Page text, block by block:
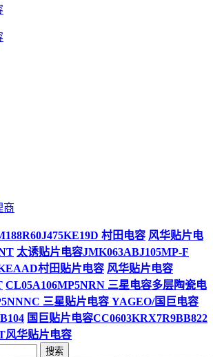
商
村田电容 风华贴片电
太诱贴片电容JMK063ABJ105MP-F
村田贴片电容 风华贴片电容
CL05A106MP5NRN 三星电容多层陶瓷电
三星贴片电容 YAGEO/国巨电容
国巨贴片电容CC0603KRX7R9BB822
风华贴片电容
搜索